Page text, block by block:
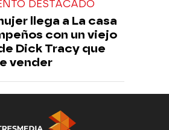
DESTACADO
llega a La casa
con un viejo
Dick Tracy que
vender